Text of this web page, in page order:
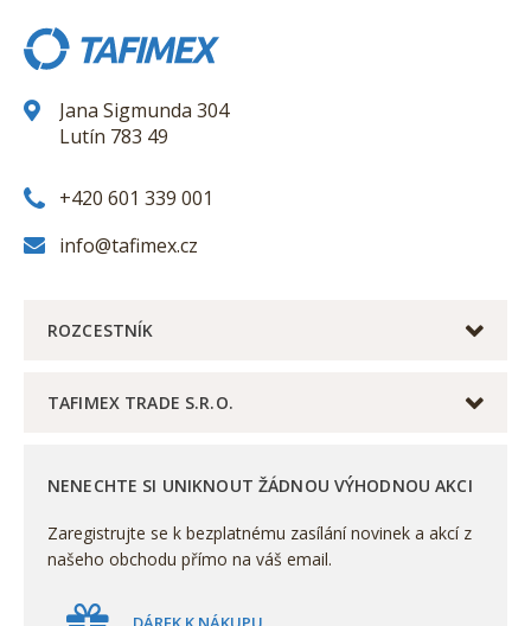
Jana Sigmunda 304
Lutín 783 49
+420 601 339 001
info@tafimex.cz
ROZCESTNÍK
TAFIMEX TRADE S.R.O.
NENECHTE SI UNIKNOUT ŽÁDNOU VÝHODNOU AKCI
Zaregistrujte se k bezplatnému zasílání novinek a akcí z
našeho obchodu přímo na váš email.